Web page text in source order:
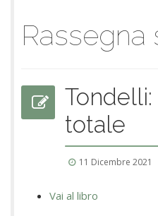
Rassegna
totale
11 Dicembre 2021
Vai al libro